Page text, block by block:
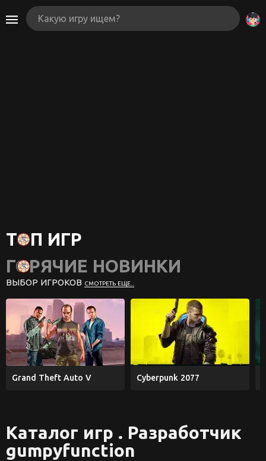
ТОП ИГР
ГОРЯЧИЕ НОВИНКИ
ВЫБОР ИГРОКОВ СМОТРЕТЬ ЕЩЕ...
Grand Theft Auto V Cyberpunk 2077
Каталог игр . Разработчик
gumpyfunction